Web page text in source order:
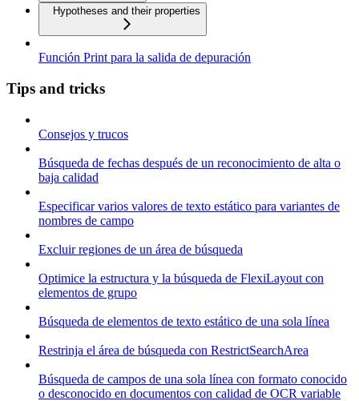
Hypotheses and their properties
Función Print para la salida de depuración
Tips and tricks
Consejos y trucos
Búsqueda de fechas después de un reconocimiento de alta o
baja calidad
Especificar varios valores de texto estático para variantes de
nombres de campo
Excluir regiones de un área de búsqueda
Optimice la estructura y la búsqueda de FlexiLayout con
elementos de grupo
Búsqueda de elementos de texto estático de una sola línea
Restrinja el área de búsqueda con RestrictSearchArea
Búsqueda de campos de una sola línea con formato conocido
o desconocido en documentos con calidad de OCR variable